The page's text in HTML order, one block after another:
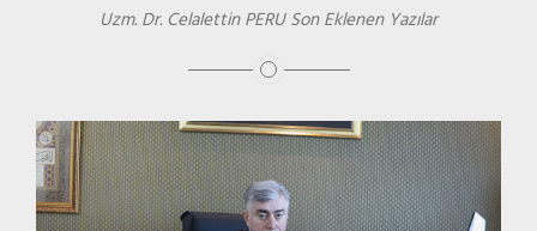
Uzm. Dr. Celalettin PERU Son Eklenen Yazılar